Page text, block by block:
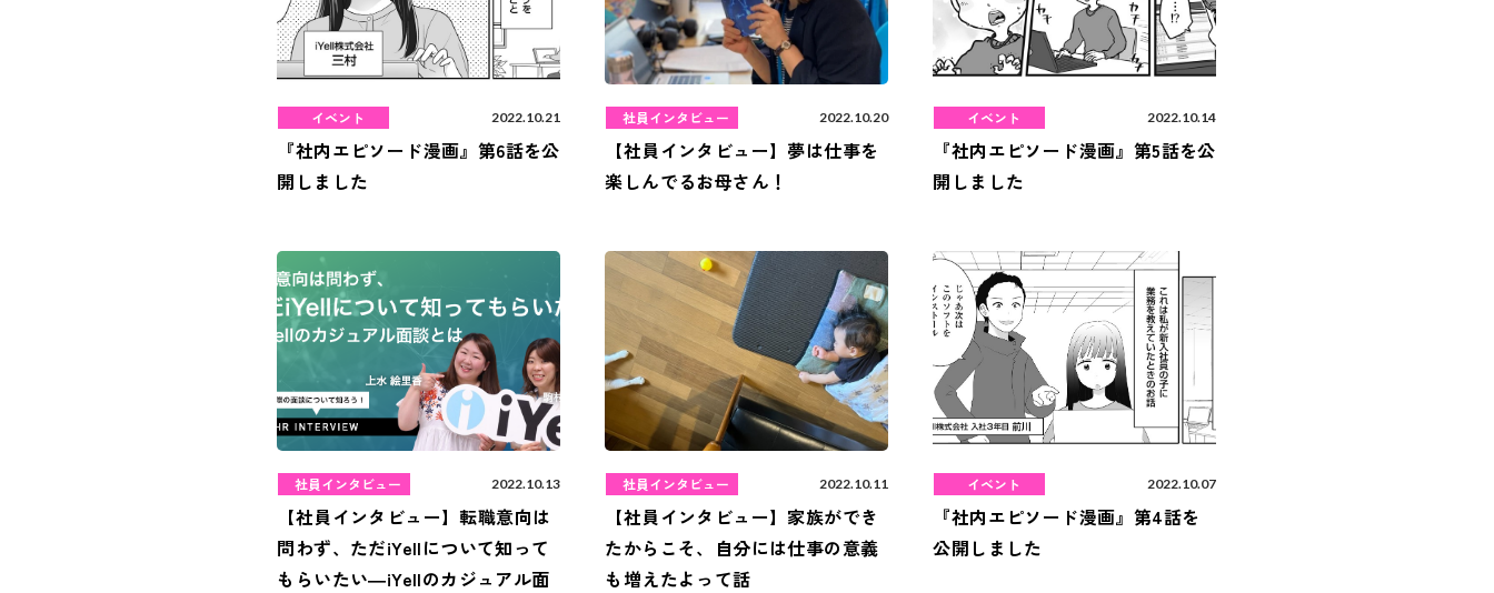
イベント 2022.10.21
『社内エピソード漫画』第6話を公
開しました
社員インタビュー 2022.10.20
【社員インタビュー】夢は仕事を
楽しんでるお母さん！
イベント 2022.10.14
『社内エピソード漫画』第5話を公
開しました
社員インタビュー 2022.10.13
【社員インタビュー】転職意向は
問わず、ただiYellについて知って
もらいたい―iYellのカジュアル面
社員インタビュー 2022.10.11
【社員インタビュー】家族ができ
たからこそ、自分には仕事の意義
も増えたよって話
イベント 2022.10.07
『社内エピソード漫画』第4話を
公開しました